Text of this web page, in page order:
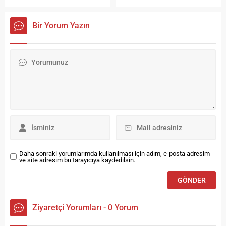
imkansızlıklar ve ömrünün de
vefa etmemesi sebebiyle
dedesinin vasiyeti olması ve
Bir Yorum Yazın
Daha sonraki yorumlarımda kullanılması için adım, e-posta adresim
ve site adresim bu tarayıcıya kaydedilsin.
Ziyaretçi Yorumları - 0 Yorum